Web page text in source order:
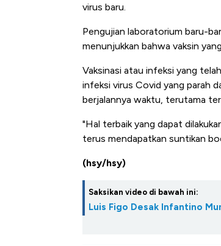
virus baru.
Pengujian laboratorium baru-
menunjukkan bahwa vaksin
Vaksinasi atau infeksi yang
infeksi virus Covid yang parah
berjalannya waktu, terutama
"Hal terbaik yang dapat
terus mendapatkan suntikan
(hsy/hsy)
Saksikan video di bawah ini:
Luis Figo Desak Infantino